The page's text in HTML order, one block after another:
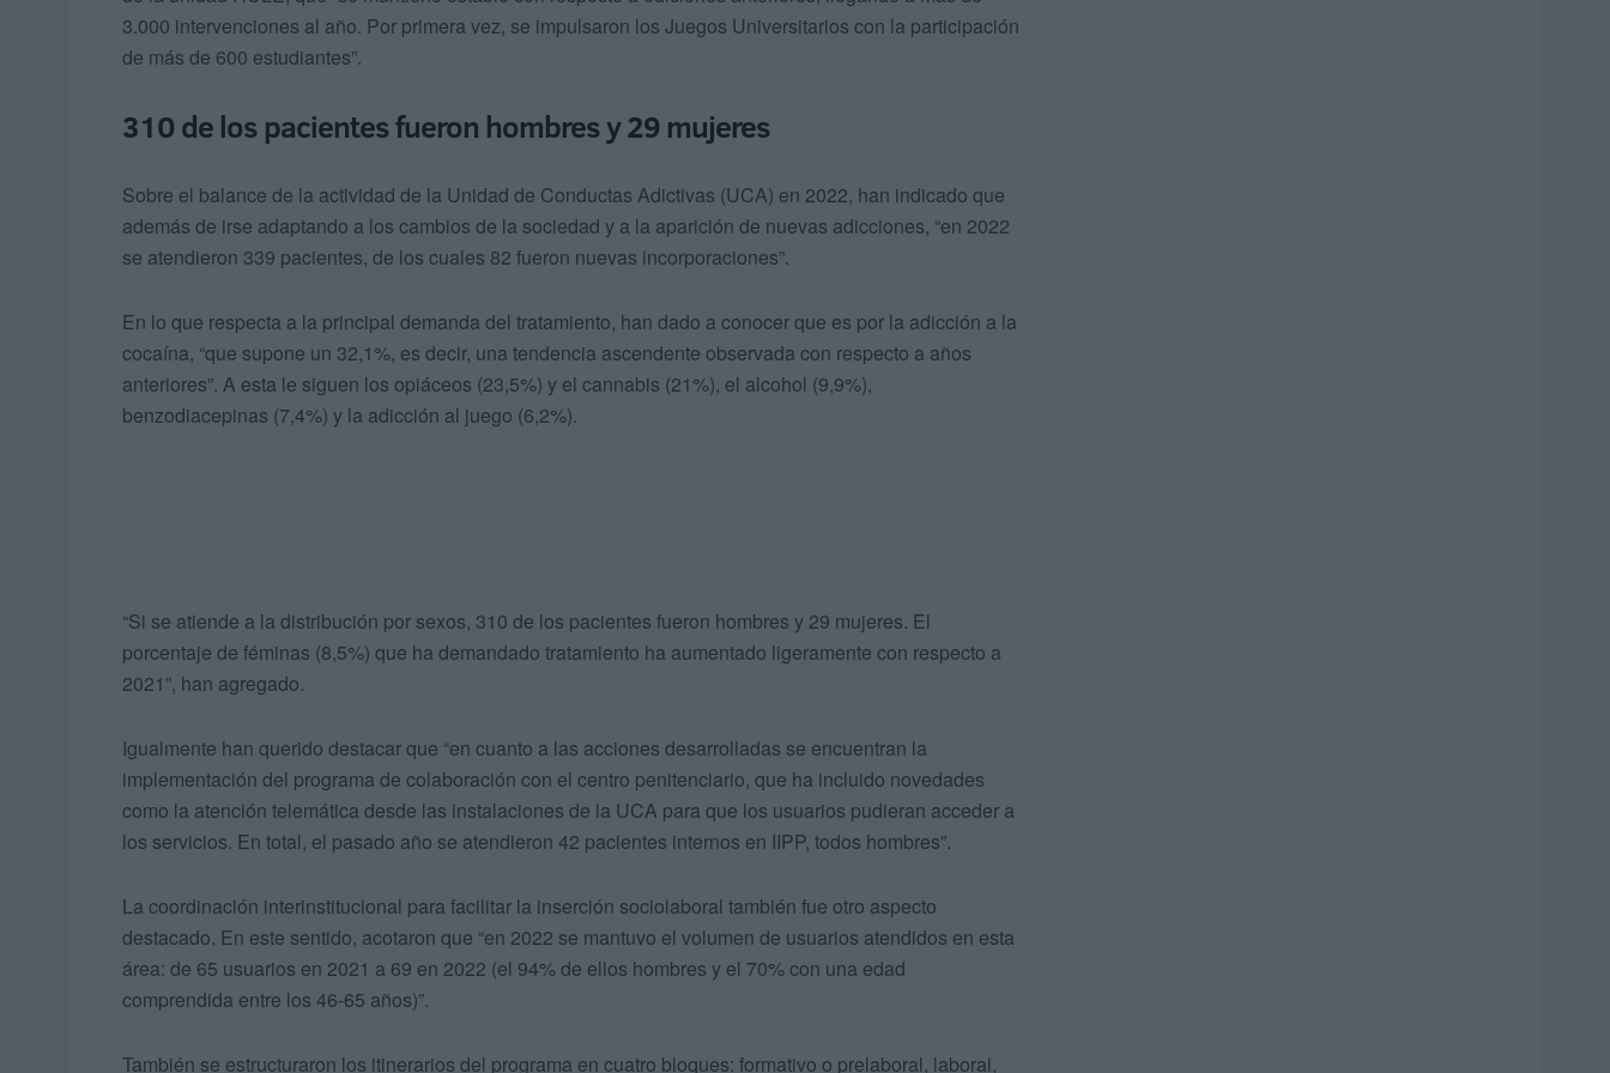
3.000 intervenciones al año. Por primera vez, se impulsaron los Juegos Universitarios con la participación
de más de 600 estudiantes”.
310 de los pacientes fueron hombres y 29 mujeres
Sobre el balance de la actividad de la Unidad de Conductas Adictivas (UCA) en 2022, han indicado que
además de irse adaptando a los cambios de la sociedad y a la aparición de nuevas adicciones, “en 2022
se atendieron 339 pacientes, de los cuales 82 fueron nuevas incorporaciones”.
En lo que respecta a la principal demanda del tratamiento, han dado a conocer que es por la adicción a la
cocaína, “que supone un 32,1%, es decir, una tendencia ascendente observada con respecto a años
anteriores”. A esta le siguen los opiáceos (23,5%) y el cannabis (21%), el alcohol (9,9%),
benzodiacepinas (7,4%) y la adicción al juego (6,2%).
“Si se atiende a la distribución por sexos, 310 de los pacientes fueron hombres y 29 mujeres. El
porcentaje de féminas (8,5%) que ha demandado tratamiento ha aumentado ligeramente con respecto a
2021”, han agregado.
Igualmente han querido destacar que “en cuanto a las acciones desarrolladas se encuentran la
implementación del programa de colaboración con el centro penitenciario, que ha incluido novedades
como la atención telemática desde las instalaciones de la UCA para que los usuarios pudieran acceder a
los servicios. En total, el pasado año se atendieron 42 pacientes internos en IIPP, todos hombres”.
La coordinación interinstitucional para facilitar la inserción sociolaboral también fue otro aspecto
destacado. En este sentido, acotaron que “en 2022 se mantuvo el volumen de usuarios atendidos en esta
área: de 65 usuarios en 2021 a 69 en 2022 (el 94% de ellos hombres y el 70% con una edad
comprendida entre los 46-65 años)”.
También se estructuraron los itinerarios del programa en cuatro bloques: formativo o prelaboral, laboral,